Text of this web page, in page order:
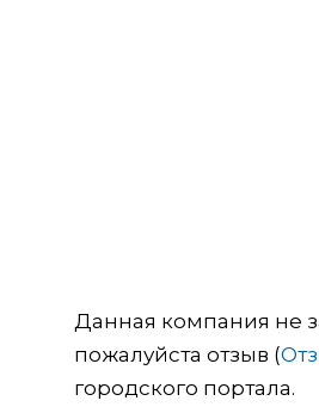
Данная компания не
пожалуйста отзыв (
городского портала.